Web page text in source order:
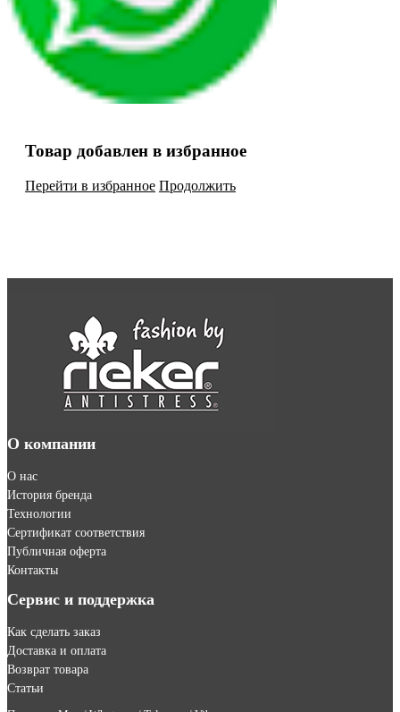
Товар добавлен в избранное
Перейти в избранное Продолжить
О компании
О нас
История бренда
Технологии
Сертификат соответствия
Публичная оферта
Контакты
Сервис и поддержка
Как сделать заказ
Доставка и оплата
Возврат товара
Статьи